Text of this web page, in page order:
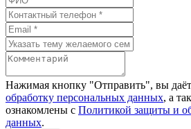
Нажимая кнопку "Отправить", вы
обработку персональных данных, а
ознакомлены с Политикой защиты и
данных.